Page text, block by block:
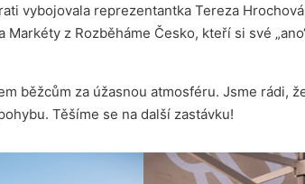
vybojovala reprezentantka Tereza
z Rozběháme Česko, kteří si své
běžcům za úžasnou atmosféru. Jsme rádi,
Těšíme se na další zastávku!